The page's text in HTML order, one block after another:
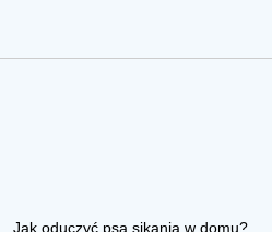
Jak oduczyć psa sikania w domu?